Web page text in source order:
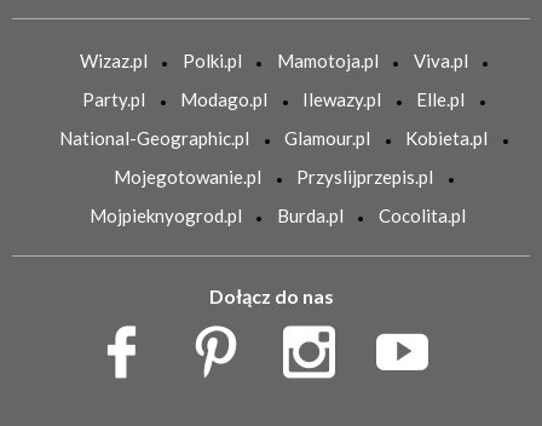
Wizaz.pl Polki.pl Mamotoja.pl
Viva.pl
Party.pl
Modago.pl Ilewazy.pl
Elle.pl
National-Geographic.pl
Glamour.pl
Kobieta.pl
Mojegotowanie.pl
Przyslijprzepis.pl
Mojpieknyogrod.pl
Burda.pl Cocolita.pl
Dołącz do nas